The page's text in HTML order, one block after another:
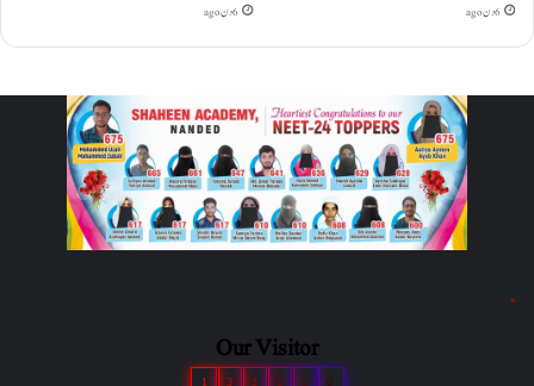
6 دن ago 6 دن ago
"
Our Visitor
0
6
1
3
3
1